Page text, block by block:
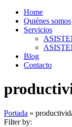
Home
Quiénes somos
Servicios
Blog
Contacto
Portada »
Filter by: